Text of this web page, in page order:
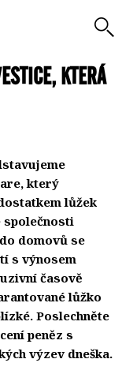
KTERÁ
který
lůžek
společnosti
domovů se
s výnosem
časově
lůžko
Poslechněte
peněz s
výzev dneška.